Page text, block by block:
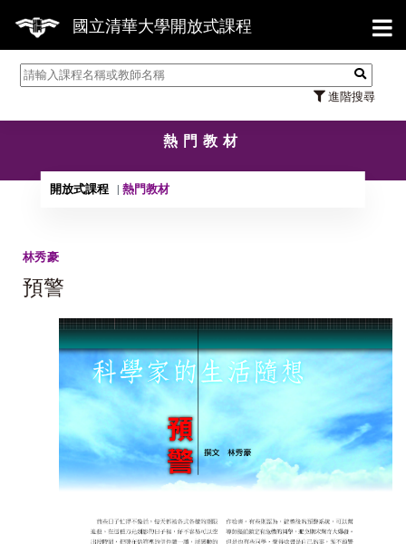
國立清華大學開放式課程
進階搜尋
【
熱門教材
開放式課程 熱門教材
林秀豪
預警